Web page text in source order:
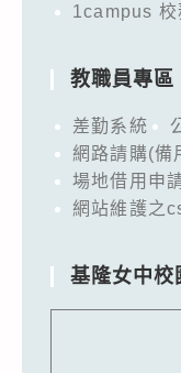
1campus 校
教職員專區
差勤系統
網路請購(備
場地借用申
網站維護之
基隆女中校